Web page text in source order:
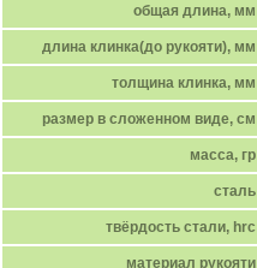
общая длина, мм
длина клинка(до рукояти), мм
толщина клинка, мм
размер в сложенном виде, см
масса, гр
сталь
твёрдость стали, hrc
материал рукояти